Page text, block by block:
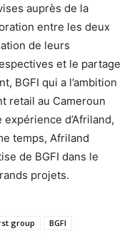
auprès de la
entre les deux
de leurs
et le partage
BGFI qui a l’ambition
retail au Cameroun
d’Afriland,
temps, Afriland
de BGFI dans le
projets.
group
BGFI